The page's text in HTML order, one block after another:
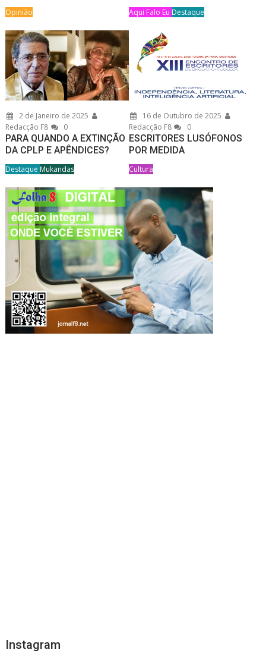
Opinião Aqui Falo Eu Destaque
2 de Janeiro de 2025
Redacção F8
0
PARA QUANDO A EXTINÇÃO
DA CPLP E APÊNDICES?
Destaque Mukandas
16 de Outubro de 2025
Redacção F8
0
ESCRITORES LUSÓFONOS
POR MEDIDA
Cultura
Instagram